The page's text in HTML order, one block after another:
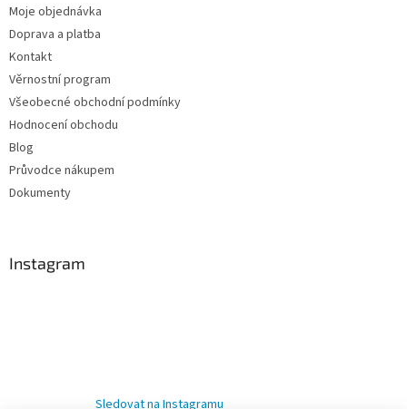
Moje objednávka
Doprava a platba
Kontakt
Věrnostní program
Všeobecné obchodní podmínky
Hodnocení obchodu
Blog
Průvodce nákupem
Dokumenty
Instagram
Sledovat na Instagramu